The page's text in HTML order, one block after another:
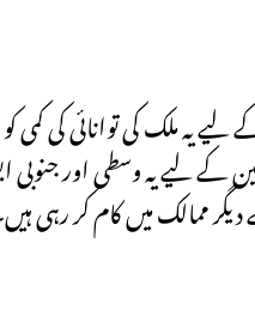
یہ ملک کی توانائی کی کمی
لیے یہ وسطی اور جنوبی
ممالک میں کام کر رہی